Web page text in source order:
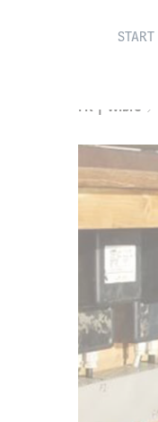
START
FR | Wibre